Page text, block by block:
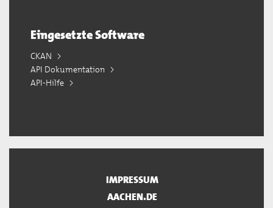
Eingesetzte Software
CKAN
API Dokumentation
API-Hilfe
IMPRESSUM
AACHEN.DE